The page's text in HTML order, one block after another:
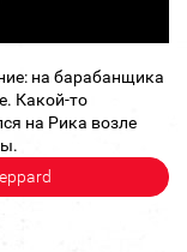
на барабанщика
Какой-то
на Рика возле